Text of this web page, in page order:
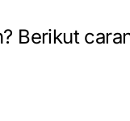
Berikut